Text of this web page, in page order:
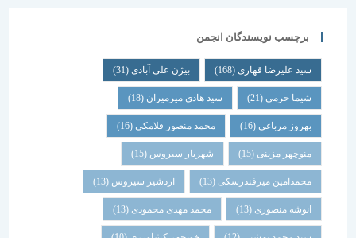
برچسب نویسندگان انجمن
سید علیرضا قهاری(168) بیژن علی آبادی(31)
شیما خرمی(21) سید هادی میرمیران(18)
بهروز مرباغی (16) محمد منصور فلامکی (16)
منوچهر مزینی(15) شهریار سیروس(15)
محمدامین میرفندرسکی(13) اردشیر سیروس(13)
انوشه منصوری(13) محمد مهدی محمودی(13)